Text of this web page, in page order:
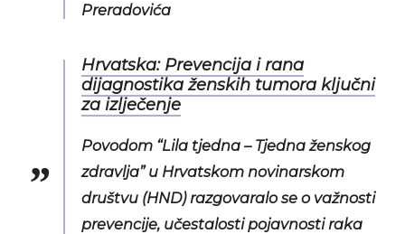
Preradovića
Hrvatska: Prevencija i rana
dijagnostika ženskih tumora ključni
za izlječenje
Povodom “Lila tjedna – Tjedna ženskog
zdravlja” u Hrvatskom novinarskom
društvu (HND) razgovaralo se o važnosti
prevencije, učestalosti pojavnosti raka